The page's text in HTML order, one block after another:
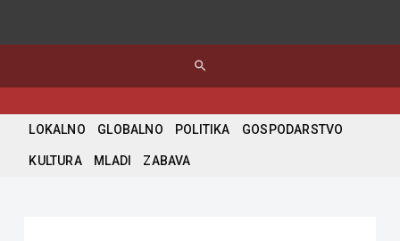
search
LOKALNO GLOBALNO POLITIKA GOSPODARSTVO
KULTURA MLADI ZABAVA